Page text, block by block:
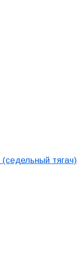
(седельный тягач)